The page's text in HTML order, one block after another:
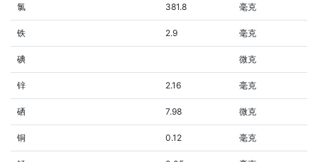
氯 381.8 毫克
铁 2.9 毫克
碘 微克
锌 2.16 毫克
硒 7.98 微克
铜 0.12 毫克